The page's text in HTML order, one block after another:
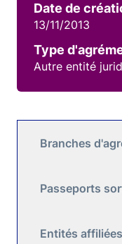
Date de
13/11/2013
Type
Autre entité
Branches
Passeports
Entités